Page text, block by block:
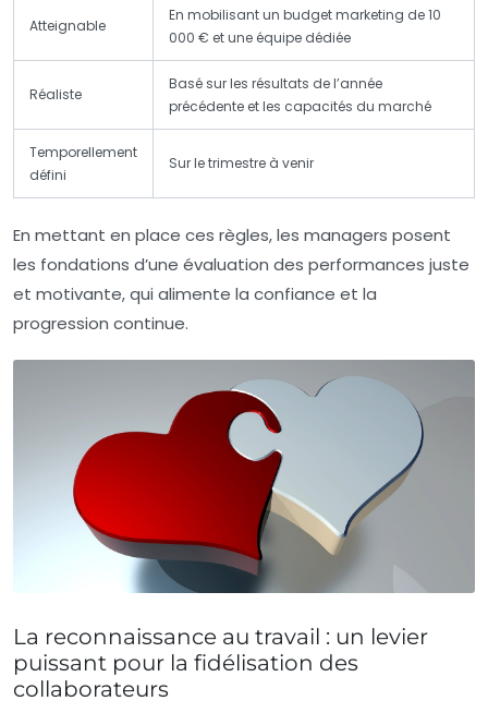
Atteignable
En mobilisant un budget marketing de 10
000 € et une équipe dédiée
Réaliste
Basé sur les résultats de l’année
précédente et les capacités du marché
Temporellement
défini
Sur le trimestre à venir
En mettant en place ces règles, les managers posent
les fondations d’une évaluation des performances juste
et motivante, qui alimente la confiance et la
progression continue.
La reconnaissance au travail : un levier
puissant pour la fidélisation des
collaborateurs